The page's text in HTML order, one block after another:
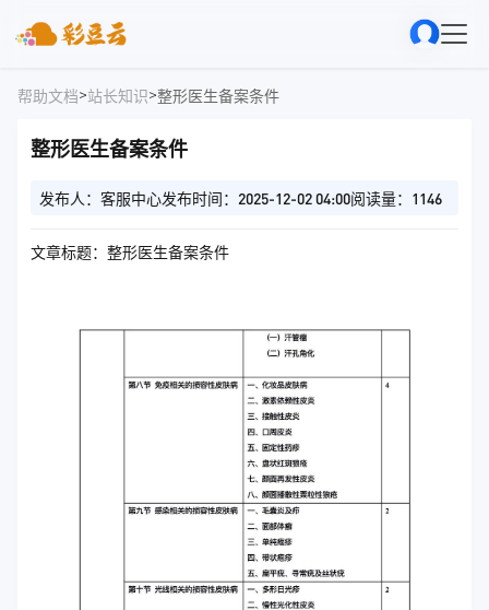
帮助文档>站长知识>整形医生备案条件
整形医生备案条件
发布人：客服中心发布时间：2025-12-02 04:00阅读量：1146
文章标题：整形医生备案条件